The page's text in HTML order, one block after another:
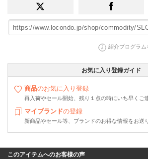
紹介プログラ
お気に入り登録ガイド
商品のお気に入り登録
再入荷やセール開始、残り１点の時にいち早くご
マイブランドの登録
新商品やセール等、ブランドのお得な情報をお送
このアイテムへのお客様の声